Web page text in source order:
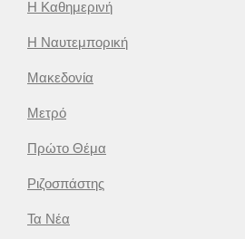
Η Καθημερινή
Η Ναυτεμπορική
Μακεδονία
Μετρό
Πρώτο Θέμα
Ριζοσπάστης
Τα Νέα